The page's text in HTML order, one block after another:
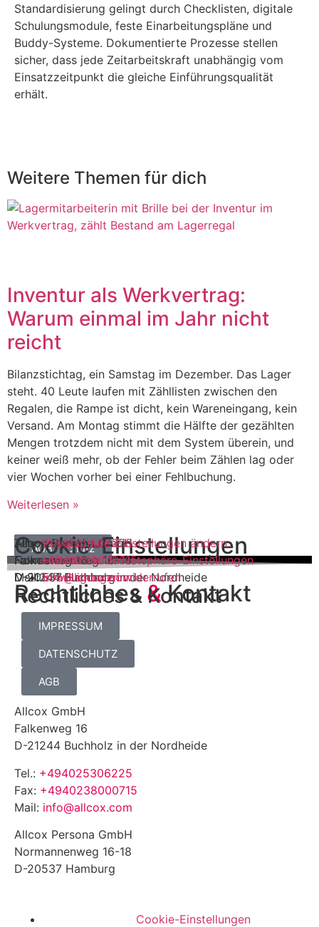
Standardisierung gelingt durch Checklisten, digitale
Schulungsmodule, feste Einarbeitungspläne und
Buddy-Systeme. Dokumentierte Prozesse stellen
sicher, dass jede Zeitarbeitskraft unabhängig vom
Einsatzzeitpunkt die gleiche Einführungsqualität
erhält.
Weitere Themen für dich
Inventur als Werkvertrag:
Warum einmal im Jahr nicht
reicht
Bilanzstichtag, ein Samstag im Dezember. Das Lager
steht. 40 Leute laufen mit Zähllisten zwischen den
Regalen, die Rampe ist dicht, kein Wareneingang, kein
Versand. Am Montag stimmt die Hälfte der gezählten
Mengen trotzdem nicht mit dem System überein, und
keiner weiß mehr, ob der Fehler beim Zählen lag oder
vier Wochen vorher bei einer Fehlbuchung.
Weiterlesen »
Rechtliches& Kontakt
Impressum
Datenschutz
AGB
Allcox GmbH
Falkenweg 16
D-21244 Buchholz in der Nordheide
Allcox Persona GmbH
Normannenweg 16-18
D-20537 Hamburg
Tel.:+494025306225
Fax:+4940238000715
Mail:info@allcox.com
Cookie-Einstellungen
Privatsphäre-Einstellungen ändern
Historie der Privatsphäre-Einstellungen
Einwilligungen widerrufen
Rechtliches &Kontakt
IMPRESSUM
DATENSCHUTZ
AGB
Allcox GmbH
Falkenweg 16
D-21244 Buchholz in der Nordheide
Tel.: +494025306225
Fax: +4940238000715
Mail: info@allcox.com
Allcox Persona GmbH
Normannenweg 16-18
D-20537 Hamburg
Cookie-Einstellungen